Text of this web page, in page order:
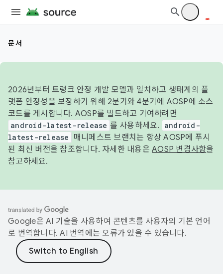
문서
2026년부터 트렁크 안정 개발 모델과 일치하고 생태계의 플
랫폼 안정성을 보장하기 위해 2분기와 4분기에 AOSP에 소스
코드를 게시합니다. AOSP를 빌드하고 기여하려면
android-latest-release 를 사용하세요.
android-
latest-release
매니페스트 브랜치는 항상 AOSP에 푸시
된 최신 버전을 참조합니다. 자세한 내용은 AOSP 변경사항을
참고하세요.
Google은 AI 기술을 사용하여 콘텐츠를 사용자의 기본 언어
로 번역합니다. AI 번역에는 오류가 있을 수 있습니다.